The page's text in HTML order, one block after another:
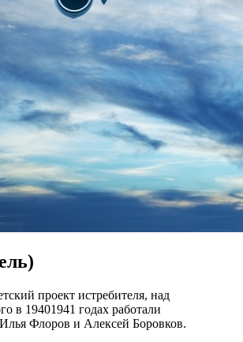
проект истребителя, над
в 19401941 годах работали
Флоров и Алексей Боровков.